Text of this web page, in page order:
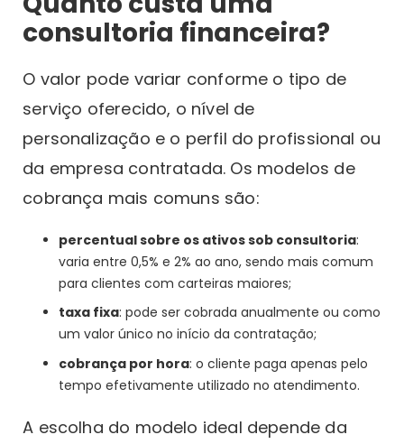
consultoria financeira?
O valor pode variar conforme o tipo de
serviço oferecido, o nível de
personalização e o perfil do profissional ou
da empresa contratada. Os modelos de
cobrança mais comuns são:
percentual sobre os ativos sob consultoria:
varia entre 0,5% e 2% ao ano, sendo mais comum
para clientes com carteiras maiores;
taxa fixa: pode ser cobrada anualmente ou como
um valor único no início da contratação;
cobrança por hora: o cliente paga apenas pelo
tempo efetivamente utilizado no atendimento.
A escolha do modelo ideal depende da